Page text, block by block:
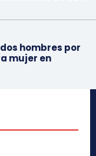
hombres por
mujer en